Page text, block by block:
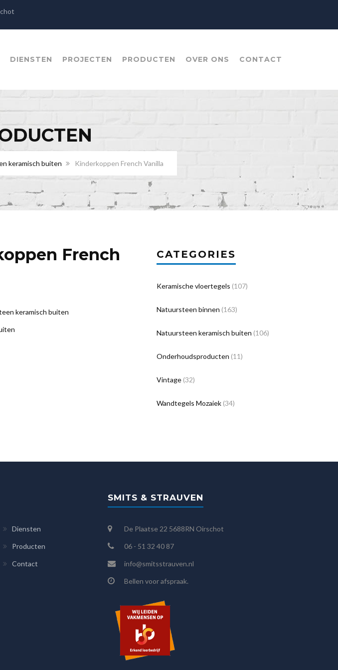
DIENSTEN PROJECTEN PRODUCTEN OVER ONS CONTACT
keramisch buiten Kinderkoppen French Vanilla
French
keramisch buiten
CATEGORIES
Keramische vloertegels (107)
Natuursteen binnen (163)
Natuursteen keramisch buiten (106)
Onderhoudsproducten (11)
Vintage (32)
Wandtegels Mozaiek (34)
Diensten
Producten
Contact
SMITS & STRAUVEN
De Plaatse 22 5688RN Oirschot
06 - 51 32 40 87
info@smitsstrauven.nl
Bellen voor afspraak.